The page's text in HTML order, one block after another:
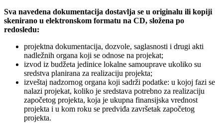
Sva navedena dokumentacija dostavlja se u originalu ili kopiji
skenirano u elektronskom formatu na CD, složena po
redosledu:
projektna dokumentacija, dozvole, saglasnosti i drugi akti
nadležnih organa koji se odnose na projekat;
izvod iz budžeta jedinice lokalne samouprave ukoliko su
sredstva planirana za realizaciju projekta;
izveštaj nadzornog organa koji sadrži podatke: u kojoj fazi se
nalazi projekat, koliko je sredstava potrebno za realizaciju
započetog projekta, koja je ukupna finansijska vrednost
projekta i u kom roku se predviđa završetak započetog
projekta.